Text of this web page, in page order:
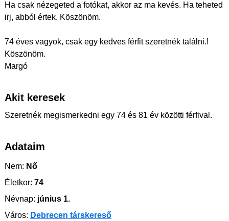
Ha csak nézegeted a fotókat, akkor az ma kevés. Ha teheted
irj, abból értek. Köszönöm.
74 éves vagyok, csak egy kedves férfit szeretnék találni.!
Köszönöm.
Margó
Akit keresek
Szeretnék megismerkedni egy 74 és 81 év közötti férfival.
Adataim
Nem: Nő
Életkor: 74
Névnap: június 1.
Város: Debrecen társkereső